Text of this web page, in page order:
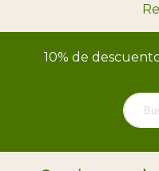
10% de